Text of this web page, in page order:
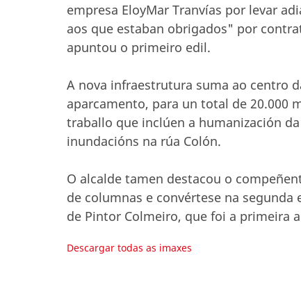
empresa EloyMar Tranvías por levar
aos que estaban obrigados" por
apuntou o primeiro edil.
A nova infraestrutura suma ao centro
aparcamento, para un total de 20.000
traballo que inclúen a humanización
inundacións na rúa Colón.
O alcalde tamen destacou o
de columnas e convértese na
de Pintor Colmeiro, que foi a primeira
Descargar todas as imaxes